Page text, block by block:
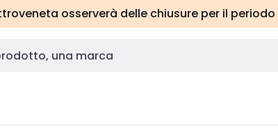
osserverà delle chiusure per il